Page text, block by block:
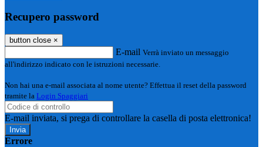
Recupero password
button close ×
E-mail Verrà inviato un messaggio
all'indirizzo indicato con le istruzioni necessarie.
Non hai una e-mail associata al nome utente? Effettua il reset della password
tramite la Login Spaggiari
E-mail inviata, si prega di controllare la casella di posta elettronica!
Errore